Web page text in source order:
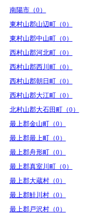
南陽市（0）
東村山郡山辺町（0）
東村山郡中山町（0）
西村山郡河北町（0）
西村山郡西川町（0）
西村山郡朝日町（0）
西村山郡大江町（0）
北村山郡大石田町（0）
最上郡金山町（0）
最上郡最上町（0）
最上郡舟形町（0）
最上郡真室川町（0）
最上郡大蔵村（0）
最上郡鮭川村（0）
最上郡戸沢村（0）